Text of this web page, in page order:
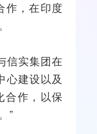
作，在印度
信实集团在
心建设以及
合作，以保
”